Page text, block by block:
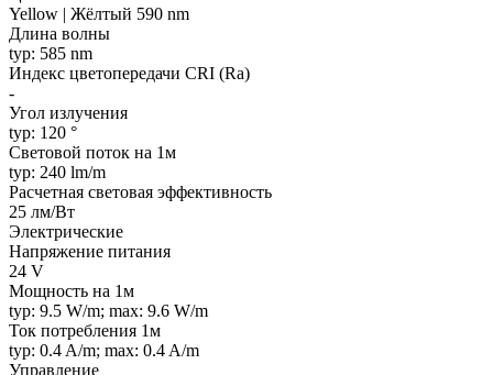
Yellow | Жёлтый 590 nm
Длина волны
typ: 585 nm
Индекс цветопередачи CRI (Ra)
-
Угол излучения
typ: 120 °
Световой поток на 1м
typ: 240 lm/m
Расчетная световая эффективность
25 лм/Вт
Электрические
Напряжение питания
24 V
Мощность на 1м
typ: 9.5 W/m; max: 9.6 W/m
Ток потребления 1м
typ: 0.4 A/m; max: 0.4 A/m
Управление